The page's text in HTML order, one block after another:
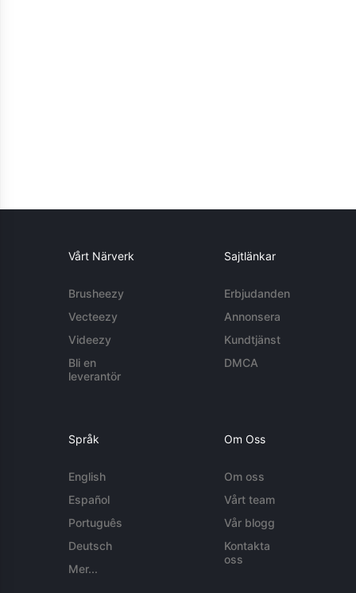
Vårt Närverk
Brusheezy
Vecteezy
Videezy
Bli en
leverantör
Sajtlänkar
Erbjudanden
Annonsera
Kundtjänst
DMCA
Språk
English
Español
Português
Deutsch
Mer...
Om Oss
Om oss
Vårt team
Vår blogg
Kontakta
oss